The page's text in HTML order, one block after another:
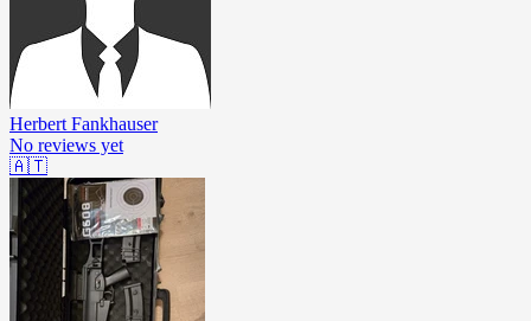
Herbert Fankhauser
No reviews yet
🇦🇹